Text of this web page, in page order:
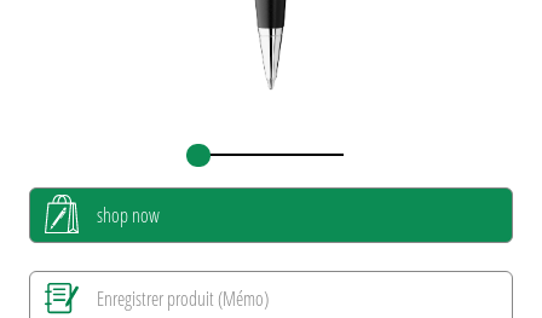
shop now
Enregistrer produit (Mémo)